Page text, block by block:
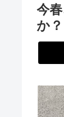
【ひろ
前泊博
【画像
【速報
円は年
【消費
今
か